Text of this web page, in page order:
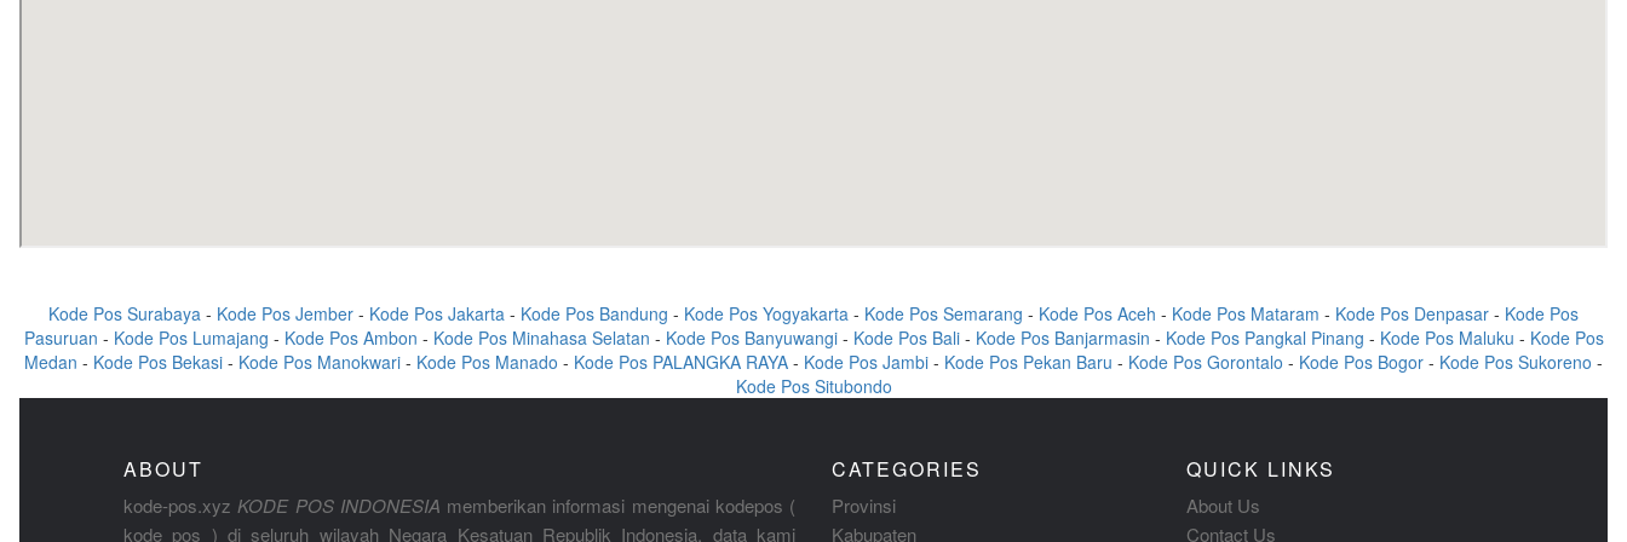
Kode Pos Surabaya - Kode Pos Jember - Kode Pos Jakarta - Kode Pos Bandung - Kode Pos Yogyakarta - Kode Pos Semarang - Kode Pos Aceh - Kode Pos Mataram - Kode Pos Denpasar - Kode Pos
Pasuruan - Kode Pos Lumajang - Kode Pos Ambon - Kode Pos Minahasa Selatan - Kode Pos Banyuwangi- Kode Pos Bali- Kode Pos Banjarmasin - Kode Pos Pangkal Pinang - Kode Pos Maluku - Kode Pos
Medan - Kode Pos Bekasi - Kode Pos Manokwari - Kode Pos Manado - Kode Pos PALANGKA RAYA - Kode Pos Jambi - Kode Pos Pekan Baru - Kode Pos Gorontalo - Kode Pos Bogor - Kode Pos Sukoreno -
Kode Pos Situbondo
ABOUT
kode-pos.xyz KODE POS INDONESIA memberikan informasi mengenai kodepos (
kode pos ) di seluruh wilayah Negara Kesatuan Republik Indonesia, data kami
CATEGORIES
Provinsi
Kabupaten
QUICK LINKS
About Us
Contact Us